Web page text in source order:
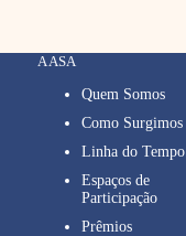
A ASA
Quem Somos
Como Surgimos
Linha do Tempo
Espaços de
Participação
Prêmios